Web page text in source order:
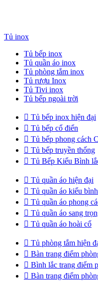
Tủ inox
Tủ bếp inox
Tủ quần áo inox
Tủ phòng tắm inox
Tủ rượu Inox
Tủ Tivi inox
Tủ bếp ngoài trời
 Tủ bếp inox hiện đại
 Tủ bếp cổ điển
 Tủ bếp phong cách
 Tủ bếp truyền thống
 Tủ Bếp Kiểu Bình
 Tủ quần áo hiện đại
 Tủ quần áo kiểu
 Tủ quần áo phong
 Tủ quần áo sang
 Tủ quần áo hoài cổ
 Tủ phòng tắm hiện
 Bàn trang điểm
 Bình lắc trang điểm
 Bàn trang điểm